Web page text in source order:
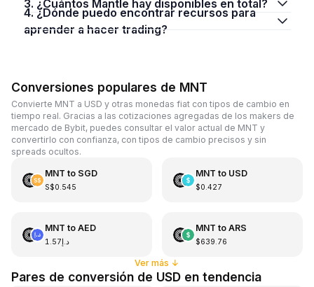
3. ¿Cuántos Mantle hay disponibles en total?
4. ¿Dónde puedo encontrar recursos para
aprender a hacer trading?
Conversiones populares de MNT
Convierte MNT a USD y otras monedas fiat con tipos de cambio en
tiempo real. Gracias a las cotizaciones agregadas de los makers de
mercado de Bybit, puedes consultar el valor actual de MNT y
convertirlo con confianza, con tipos de cambio precisos y sin
spreads ocultos.
MNT to SGD
S$0.545
MNT to USD
$0.427
MNT to AED
د.إ1.57
MNT to ARS
$639.76
Ver más ↓
Pares de conversión de USD en tendencia